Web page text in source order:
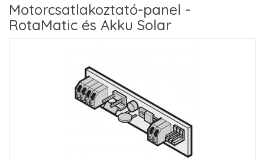
Motorcsatlakoztató-panel -
RotaMatic és Akku Solar